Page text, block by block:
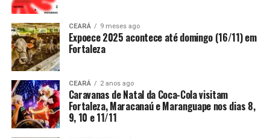
CEARÁ 9 meses ago
Expoece 2025 acontece até domingo (16/11) em
Fortaleza
CEARÁ 2 anos ago
Caravanas de Natal da Coca-Cola visitam
Fortaleza, Maracanaú e Maranguape nos dias 8,
9, 10 e 11/11